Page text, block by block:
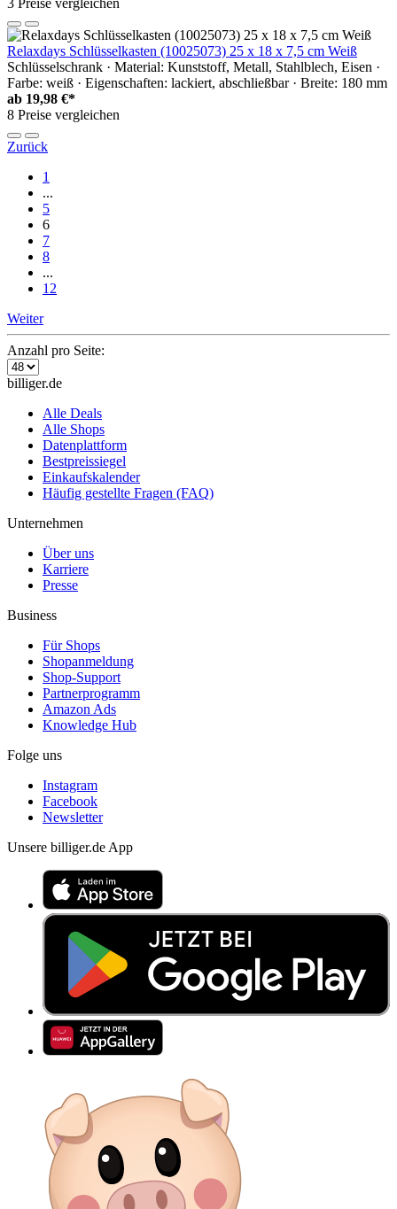
Relaxdays Schlüsselkasten (10025073) 25 x 18 x 7,5 cm Weiß
Schlüsselschrank · Material: Kunststoff, Metall, Stahlblech, Eisen ·
Farbe: weiß · Eigenschaften: lackiert, abschließbar · Breite: 180 mm
ab 19,98 €*
8 Preise vergleichen
Zurück
1
...
5
6
7
8
...
12
Weiter
Anzahl pro Seite:
billiger.de
Alle Deals
Alle Shops
Datenplattform
Bestpreissiegel
Einkaufskalender
Häufig gestellte Fragen (FAQ)
Unternehmen
Über uns
Karriere
Presse
Business
Für Shops
Shopanmeldung
Shop-Support
Partnerprogramm
Amazon Ads
Knowledge Hub
Folge uns
Instagram
Facebook
Newsletter
Unsere billiger.de App